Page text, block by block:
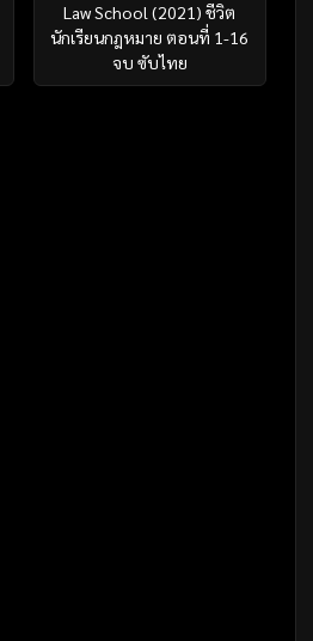
Law School (2021) ชีวิต
นักเรียนกฎหมาย ตอนที่ 1-16
จบ ซับไทย